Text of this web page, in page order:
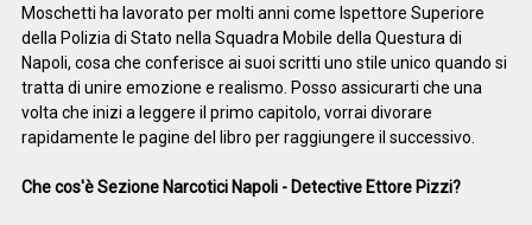
Moschetti ha lavorato per molti anni come Ispettore Superiore
della Polizia di Stato nella Squadra Mobile della Questura di
Napoli, cosa che conferisce ai suoi scritti uno stile unico quando si
tratta di unire emozione e realismo. Posso assicurarti che una
volta che inizi a leggere il primo capitolo, vorrai divorare
rapidamente le pagine del libro per raggiungere il successivo.
Che cos'è Sezione Narcotici Napoli - Detective Ettore Pizzi?